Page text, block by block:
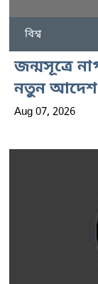
বিশ্ব
জন্মসূত্রে
নতুন আদেশ
Aug 07, 2026